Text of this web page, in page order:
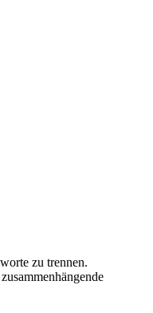
zu trennen.